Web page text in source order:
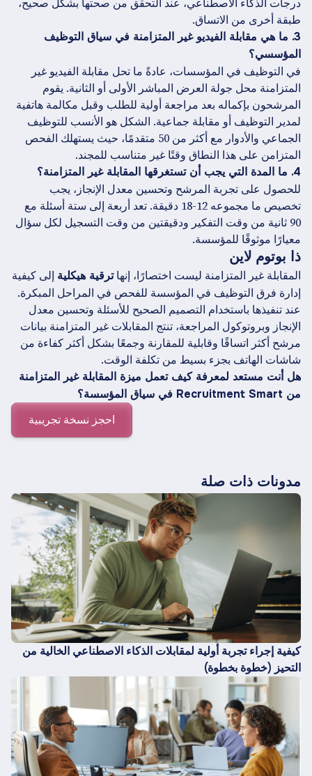
طبقة أخرى من الاتساق.
3. ما هي مقابلة الفيديو غير المتزامنة في سياق التوظيف
المؤسسي؟
في التوظيف في المؤسسات، عادةً ما تحل مقابلة الفيديو غير
المتزامنة محل جولة العرض المباشر الأولى أو الثانية. يقوم
المرشحون بإكماله بعد مراجعة أولية للطلب وقبل مكالمة هاتفية
لمدير التوظيف أو مقابلة جماعية. الشكل هو الأنسب للتوظيف
الجماعي والأدوار مع أكثر من 50 متقدمًا، حيث يستهلك الفحص
المتزامن على هذا النطاق وقتًا غير متناسب للمجند.
للحصول على تجربة المرشح وتحسين معدل الإنجاز، يجب
تخصيص ما مجموعه 12-18 دقيقة. تعد أربعة إلى ستة أسئلة مع
90 ثانية من وقت التفكير ودقيقتين من وقت التسجيل لكل سؤال
معيارًا موثوقًا للمؤسسة.
ذا بوتوم لاين
المقابلة غير المتزامنة ليست اختصارًا، إنهاترقية هيكليةإلى كيفية
إدارة فرق التوظيف في المؤسسة للفحص في المراحل المبكرة.
عند تنفيذها باستخدام التصميم الصحيح للأسئلة وتحسين معدل
الإنجاز وبروتوكول المراجعة، تنتج المقابلات غير المتزامنة بيانات
مرشح أكثر اتساقًا وقابلية للمقارنة وجمعًا بشكل أكثر كفاءة من
شاشات الهاتف بجزء بسيط من تكلفة الوقت.
هل أنت مستعد لمعرفة كيف تعمل ميزة المقابلة غير المتزامنة
من Recruitment Smart في سياق المؤسسة؟
احجز نسخة تجريبية
مدونات ذات صلة
كيفية إجراء تجربة أولية لمقابلات الذكاء الاصطناعي الخالية من
التحيز (خطوة بخطوة)